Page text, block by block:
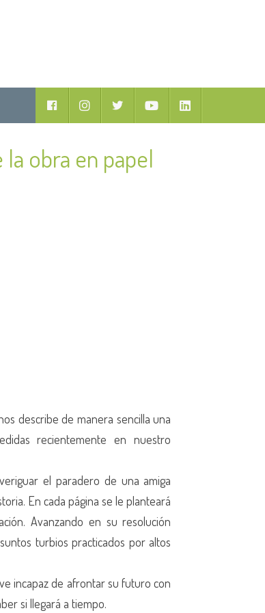
Facebook YoutubeLinkedIn
obra en papel
describe de manera sencilla una
recientemente en nuestro
el paradero de una amiga
En cada página se le planteará
Avanzando en su resolución
turbios practicados por altos
incapaz de afrontar su futuro con
si llegará a tiempo.